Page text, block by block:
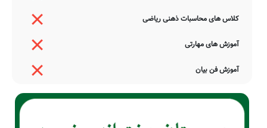
کلاس های محاسبات ذهنی ریاضی
آموزش های مهارتی
آموزش فن بیان